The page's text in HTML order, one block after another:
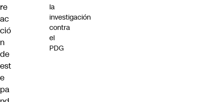
re
ac
ció
n
de
est
e
pa
la
investigación
contra
el
PDG